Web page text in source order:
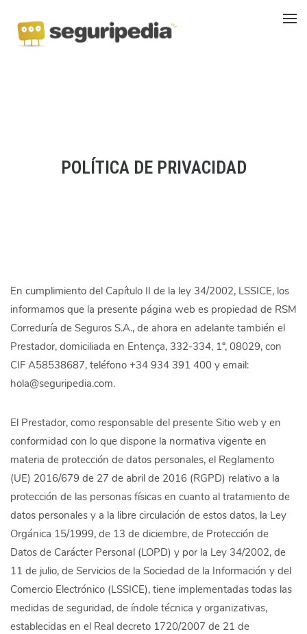
POLÍTICA DE PRIVACIDAD
En cumplimiento del Capítulo II de la ley 34/2002, LSSICE, los
informamos que la presente página web es propiedad de RSM
Correduría de Seguros S.A., de ahora en adelante también el
Prestador, domiciliada en Entença, 332-334, 1º, 08029, con
CIF A58538687, teléfono +34 934 391 400 y email:
hola@seguripedia.com.
El Prestador, como responsable del presente Sitio web y en
conformidad con lo que dispone la normativa vigente en
materia de protección de datos personales, el Reglamento
(UE) 2016/679 de 27 de abril de 2016 (RGPD) relativo a la
protección de las personas físicas en cuanto al tratamiento de
datos personales y a la libre circulación de estos datos, la Ley
Orgánica 15/1999, de 13 de diciembre, de Protección de
Datos de Carácter Personal (LOPD) y por la Ley 34/2002, de
11 de julio, de Servicios de la Sociedad de la Información y del
Comercio Electrónico (LSSICE), tiene implementadas todas las
medidas de seguridad, de índole técnica y organizativas,
establecidas en el Real decreto 1720/2007 de 21 de